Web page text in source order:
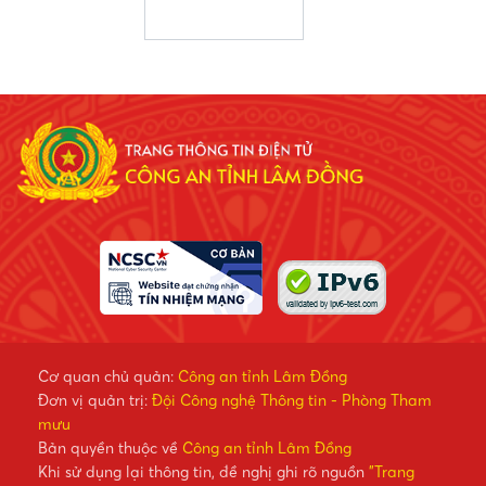
Cơ quan chủ quản: Công an tỉnh Lâm Đồng
Đơn vị quản trị: Đội Công nghệ Thông tin - Phòng Tham
mưu
Bản quyền thuộc về Công an tỉnh Lâm Đồng
Khi sử dụng lại thông tin, đề nghị ghi rõ nguồn "Trang